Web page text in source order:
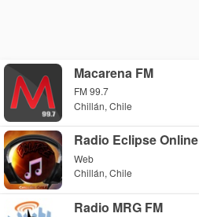
Macarena FM
FM 99.7
Chillán, Chile
Radio Eclipse Online
Web
Chillán, Chile
Radio MRG FM